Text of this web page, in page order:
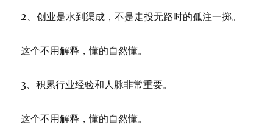
2、创业是水到渠成，不是走投无路时的孤注一掷。
这个不用解释，懂的自然懂。
3、积累行业经验和人脉非常重要。
这个不用解释，懂的自然懂。